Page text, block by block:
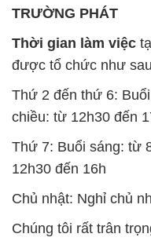
TRƯỜNG PHÁT
Thời gian làm việc
được tổ chức như
Thứ 2 đến thứ 6:
chiều: từ 12h30 đến
Thứ 7: Buổi sáng: từ
12h30 đến 16h
Chủ nhật: Nghỉ chủ
Chúng tôi rất trân